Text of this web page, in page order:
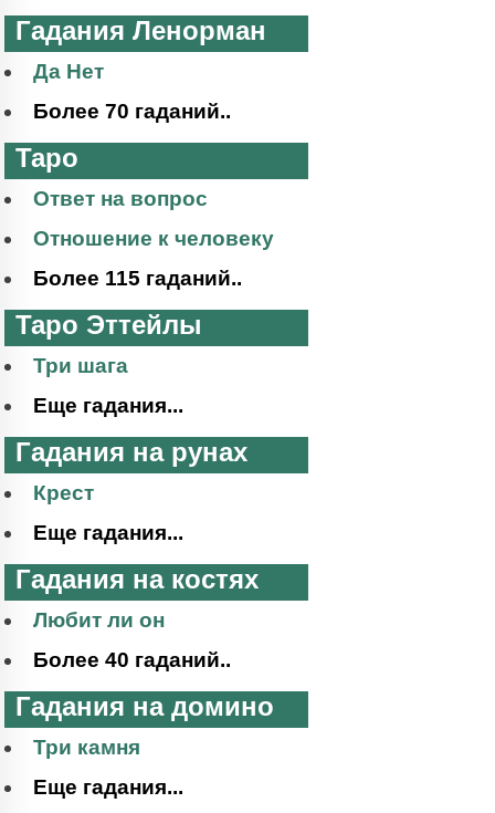
Гадания Ленорман
Да Нет
Более 70 гаданий..
Таро
Ответ на вопрос
Отношение к человеку
Более 115 гаданий..
Таро Эттейлы
Три шага
Еще гадания...
Гадания на рунах
Крест
Еще гадания...
Гадания на костях
Любит ли он
Более 40 гаданий..
Гадания на домино
Три камня
Еще гадания...